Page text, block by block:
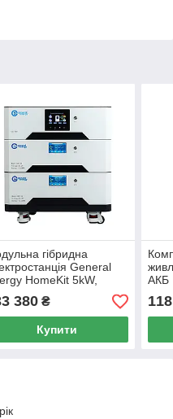
гібридна
General
HomeKit 5kW,
однофазна
380₴
Купити
АКБ